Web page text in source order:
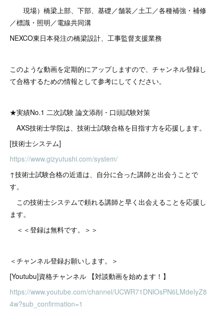
現場）橋梁上部、下部、基礎／舗装／土工／各種補強・補修
／標識・照明／電線共同溝
NEXCO東日本発注の橋梁設計、工事監督支援業務
このような動画を定期的にアップしますので、チャンネル登録し
て合格するための情報として参考にしてください。
★実績No.1 二次試験 論文添削・口頭試験対策
AXS技術士学院は、技術士試験合格を目指す方を応援します。
[技術士システム]
https://www.gizyutushi.com/system/
↑技術士試験合格の近道は、自分に合った講師と出会うことで
す。
この技術士システムで頼れる講師と早く出会えることを応援し
ます。
＜＜登録は無料です。＞＞
＜チャンネル登録お願いします。＞
[Youtubu]資格チャンネル 【対談動画を始めます！】
https://www.youtube.com/channel/UCWR71DNlOsPN6LMdeIyZ8
4w?sub_confirmation=1